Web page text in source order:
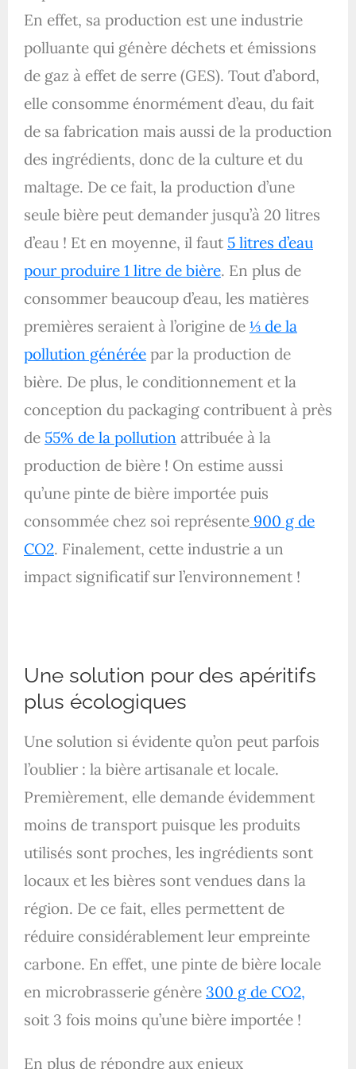
En effet, sa production est une industrie
polluante qui génère déchets et émissions
de gaz à effet de serre (GES). Tout d’abord,
elle consomme énormément d’eau, du fait
de sa fabrication mais aussi de la production
des ingrédients, donc de la culture et du
maltage. De ce fait, la production d’une
seule bière peut demander jusqu’à 20 litres
d’eau ! Et en moyenne, il faut 5 litres d’eau
pour produire 1 litre de bière. En plus de
consommer beaucoup d’eau, les matières
premières seraient à l’origine de ⅓ de la
pollution générée par la production de
bière. De plus, le conditionnement et la
conception du packaging contribuent à près
de 55% de la pollution attribuée à la
production de bière ! On estime aussi
qu’une pinte de bière importée puis
consommée chez soi représente 900 g de
CO2. Finalement, cette industrie a un
impact significatif sur l’environnement !
Une solution pour des apéritifs
plus écologiques
Une solution si évidente qu’on peut parfois
l’oublier : la bière artisanale et locale.
Premièrement, elle demande évidemment
moins de transport puisque les produits
utilisés sont proches, les ingrédients sont
locaux et les bières sont vendues dans la
région. De ce fait, elles permettent de
réduire considérablement leur empreinte
carbone. En effet, une pinte de bière locale
en microbrasserie génère 300 g de CO2,
soit 3 fois moins qu’une bière importée !
En plus de répondre aux enjeux